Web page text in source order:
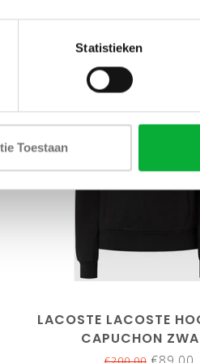
Statistieken
Toestaan
LACOSTE LACOSTE
CAPUCHON